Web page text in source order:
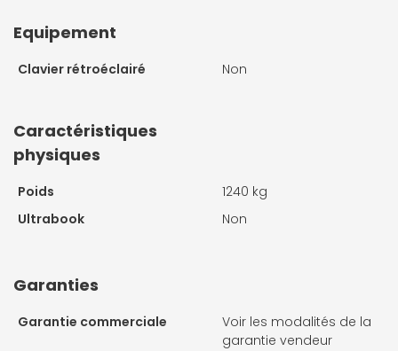
Equipement
Clavier rétroéclairé Non
Caractéristiques
physiques
Poids
1240 kg
Ultrabook
Non
Garanties
Garantie commerciale
Voir les modalités de la
garantie vendeur